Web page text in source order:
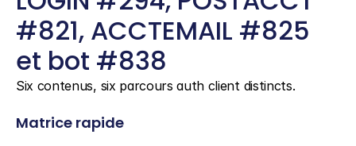
#821, ACCTEMAIL #825
et bot #838
Six contenus, six parcours auth client distincts.
Matrice rapide